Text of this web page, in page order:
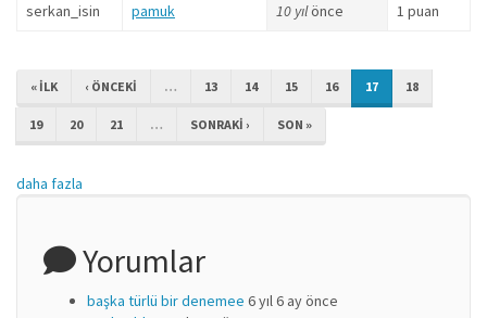
serkan_isin pamuk 10 yılönce 1 puan
« ILK ‹ ÖNCEKI … 13 14 15 16 17 18
19 20 21 … SONRAKI › SON »
daha fazla
Yorumlar
başka türlü bir denemee 6 yıl 6 ay önce